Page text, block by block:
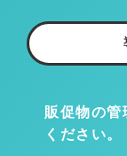
販促物の管
ください。